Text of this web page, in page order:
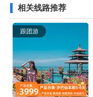
相关线路推荐
跟团游